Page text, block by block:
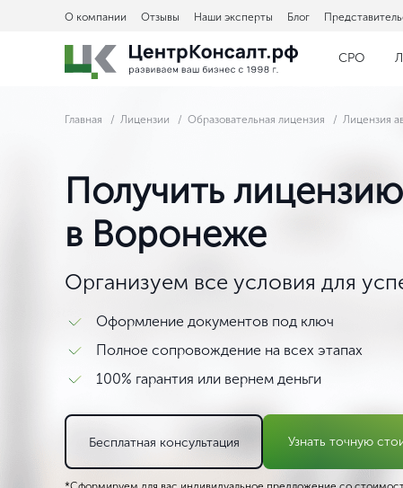
О компании Отзывы Наши эксперты Блог
СРО
Главная Лицензии Образовательная лицензия Лицензия
Получить
в Воронеже
Организуем все условия для
Оформление документов под ключ
Полное сопровождение на всех этапах
100% гарантия или вернем деньги
Бесплатная консультация Узнать точную